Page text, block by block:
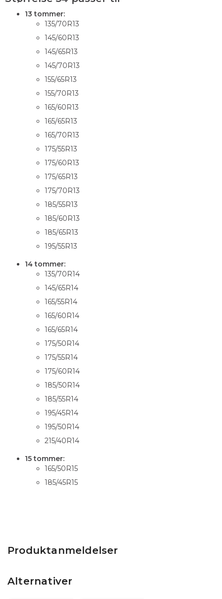
Produktanmeldelser
Alternativer
13 tommer:
135/70R13
145/60R13
145/65R13
145/70R13
155/65R13
155/70R13
165/60R13
165/65R13
165/70R13
175/55R13
175/60R13
175/65R13
175/70R13
185/55R13
185/60R13
185/65R13
195/55R13
14 tommer:
135/70R14
145/65R14
165/55R14
165/60R14
165/65R14
175/50R14
175/55R14
175/60R14
185/50R14
185/55R14
195/45R14
195/50R14
215/40R14
15 tommer:
165/50R15
185/45R15